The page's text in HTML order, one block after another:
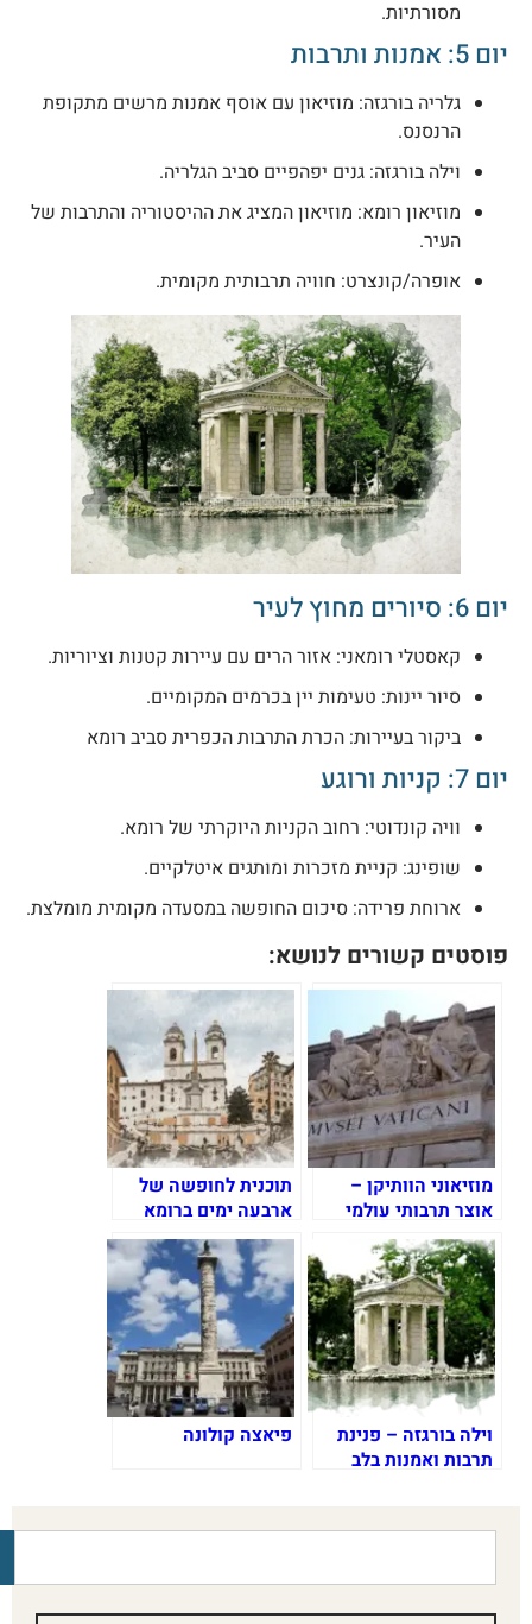
מסורתיות.
אמנות ותרבות
גלריה בורגזה: מוזיאון עם אוסף אמנות מרשים מתקופת
הרנסנס.
וילה בורגזה: גנים יפהפיים סביב הגלריה.
מוזיאון רומא: מוזיאון המציג את ההיסטוריה והתרבות של
העיר.
אופרה/קונצרט: חוויה תרבותית מקומית.
סיורים מחוץ לעיר
קאסטלי רומאני: אזור הרים עם עיירות קטנות וציוריות.
סיור יינות: טעימות יין בכרמים המקומיים.
ביקור בעיירות: הכרת התרבות הכפרית סביב רומא
קניות ורוגע
וויה קונדוטי: רחוב הקניות היוקרתי של רומא.
שופינג: קניית מזכרות ומותגים איטלקיים.
ארוחת פרידה: סיכום החופשה במסעדה מקומית מומלצת.
קשורים לנושא:
מוזיאוני הוותיקן –
אוצר תרבותי עולמי
תוכנית לחופשה של
ארבעה ימים ברומא
וילה בורגזה – פנינת
תרבות ואמנות בלב
פיאצה קולונה